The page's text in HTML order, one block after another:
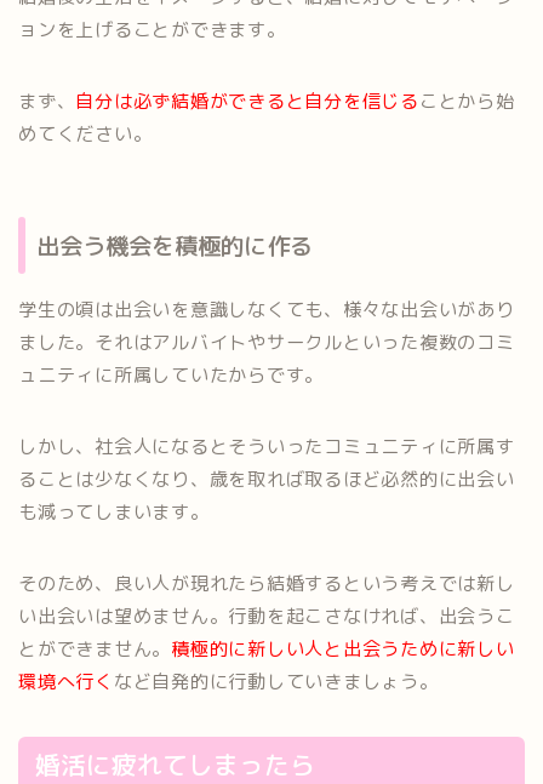
ョンを上げることができます。
まず、 自分は必ず結婚ができると自分を信じることから始
めてください。
出会う機会を積極的に作る
学生の頃は出会いを意識しなくても、様々な出会いがあり
ました。それはアルバイトやサークルといった複数のコミ
ュニティに所属していたからです。
しかし、社会人になるとそういったコミュニティに所属す
ることは少なくなり、歳を取れば取るほど必然的に出会い
も減ってしまいます。
そのため、良い人が現れたら結婚するという考えでは新し
い出会いは望めません。行動を起こさなければ、出会うこ
とができません。 積極的に新しい人と出会うために新しい
環境へ行く など自発的に行動していきましょう。
婚活に疲れてしまったら